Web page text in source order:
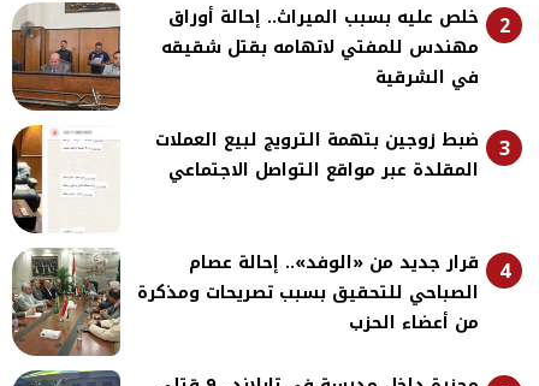
2
خلص عليه بسبب الميراث.. إحالة أوراق
مهندس للمفتي لاتهامه بقتل شقيقه
في الشرقية
3
ضبط زوجين بتهمة الترويج لبيع العملات
المقلدة عبر مواقع التواصل الاجتماعي
4
قرار جديد من «الوفد».. إحالة عصام
الصباحي للتحقيق بسبب تصريحات ومذكرة
من أعضاء الحزب